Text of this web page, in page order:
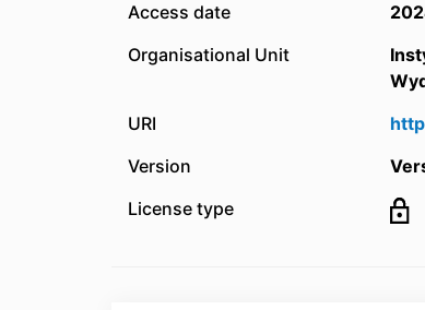
Access date
Organisational Unit
URI
Version
License type